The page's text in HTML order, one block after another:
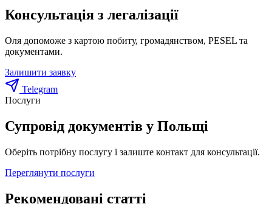
Консультація з легалізації
Оля допоможе з картою побиту, громадянством, PESEL та
документами.
Залишити заявку
Telegram
Послуги
Супровід документів у Польщі
Оберіть потрібну послугу і залиште контакт для консультації.
Переглянути послуги
Рекомендовані статті